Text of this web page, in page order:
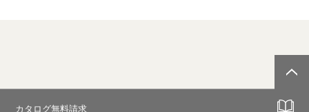
カタログ無料請求